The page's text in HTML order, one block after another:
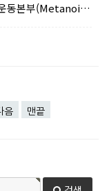
동본부(Metanoia
전도 사역을 이어...
음 맨끝